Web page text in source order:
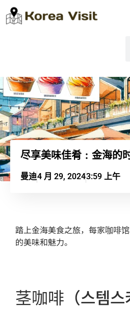
尽享美味佳肴：金海的
曼迪4 月 29, 20243:59 上午
踏上金海美食之旅，每家咖啡
的美味和魅力。
茎咖啡（스템스